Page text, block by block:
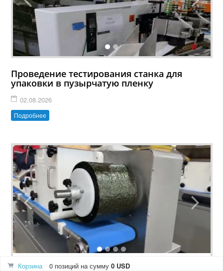
Проведение тестирования станка для
упаковки в пузырчатую пленку
02.08.2026
Подробнее
Корзина 0 позиций на сумму 0 USD